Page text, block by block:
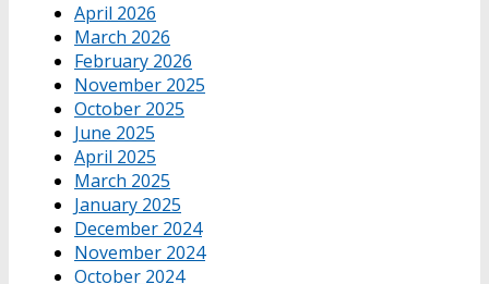
April 2026
March 2026
February 2026
November 2025
October 2025
June 2025
April 2025
March 2025
January 2025
December 2024
November 2024
October 2024